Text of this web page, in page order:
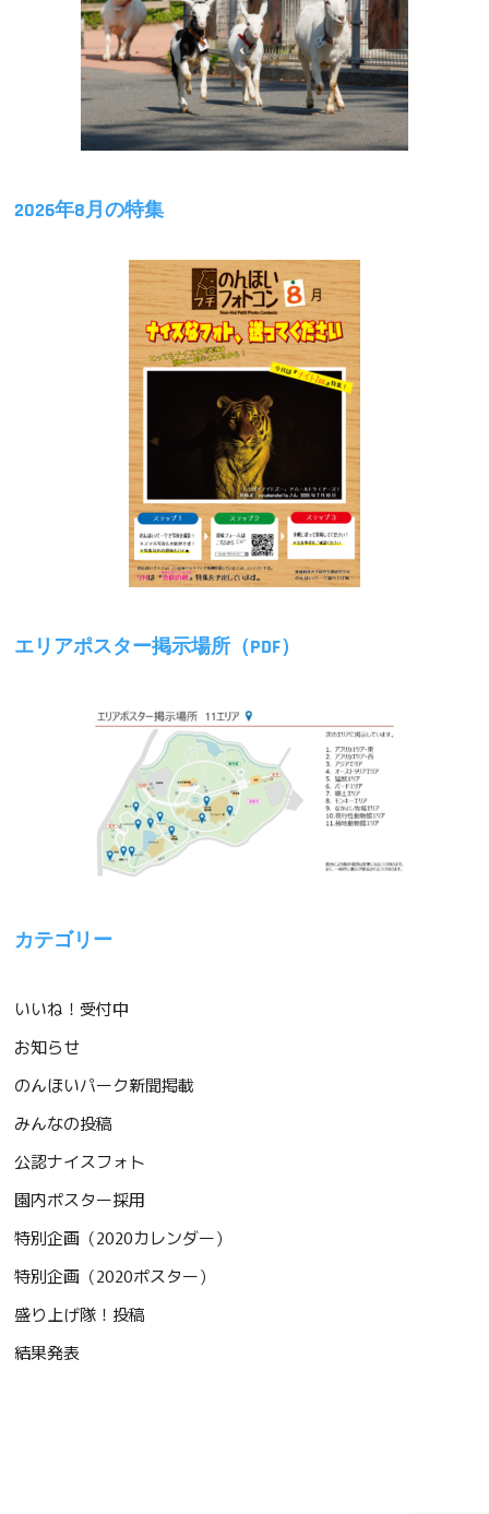
2026年8月の特集
エリアポスター掲示場所（PDF）
カテゴリー
いいね！受付中
お知らせ
のんほいパーク新聞掲載
みんなの投稿
公認ナイスフォト
園内ポスター採用
特別企画（2020カレンダー）
特別企画（2020ポスター）
盛り上げ隊！投稿
結果発表